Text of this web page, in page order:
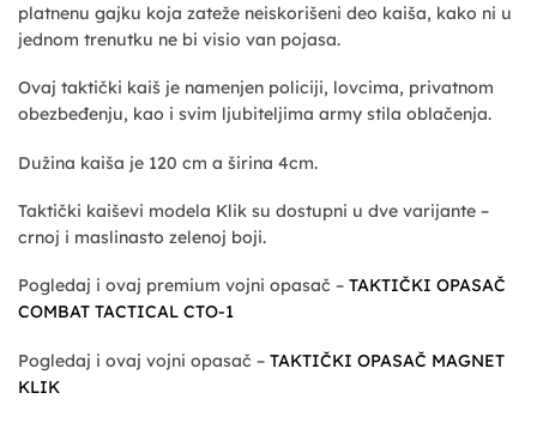
platnenu gajku koja zateže neiskorišeni deo kaiša, kako ni u
jednom trenutku ne bi visio van pojasa.
Ovaj taktički kaiš je namenjen policiji, lovcima, privatnom
obezbeđenju, kao i svim ljubiteljima army stila oblačenja.
Dužina kaiša je 120 cm a širina 4cm.
Taktički kaiševi modela Klik su dostupni u dve varijante –
crnoj i maslinasto zelenoj boji.
Pogledaj i ovaj premium vojni opasač – TAKTIČKI OPASAČ
COMBAT TACTICAL CTO-1
Pogledaj i ovaj vojni opasač – TAKTIČKI OPASAČ MAGNET
KLIK